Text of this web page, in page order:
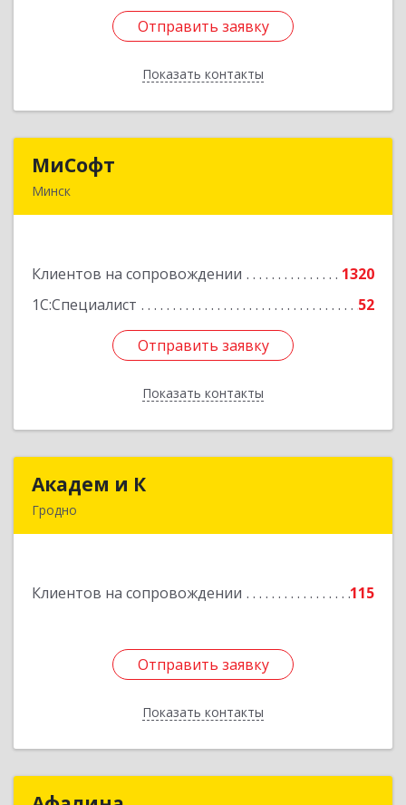
Отправить заявку
Показать контакты
Отправить заявку
Назад
МиСофт
Минск
Клиентов на сопровождении
1320
1С:Специалист
52
Отправить заявку
Показать контакты
Подробнее
Отправить заявку
Назад
Академ и К
Гродно
Клиентов на сопровождении 115
Отправить заявку
Показать контакты
Подробнее
Отправить заявку
Назад